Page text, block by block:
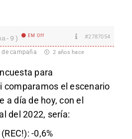
9) EM Off #2787054
campaña 2 años hace
para
comparamos el escenario
a día de hoy, con el
del 2022, sería:
-0,6%